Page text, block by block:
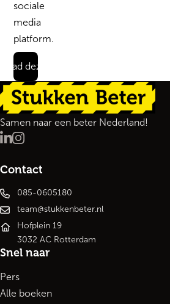
sociale
media
platform.
deze quote
Terug naar de startpagina
Samen naar een beter Nederland!
LinkedIn
Instagram
Contact
085-0605180
team@stukkenbeter.nl
Hofplein 19
3032 AC Rotterdam
Snel naar
Pers
Alle boeken